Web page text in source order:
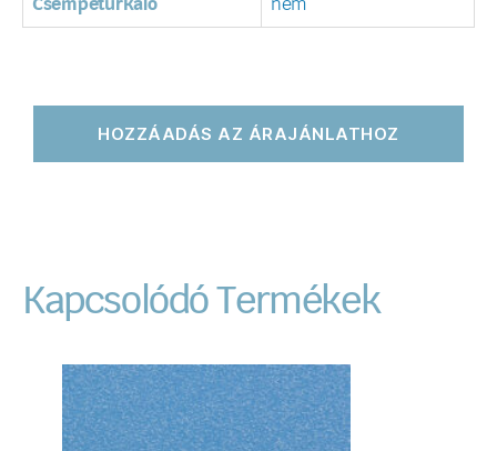
Csempeturkáló nem
HOZZÁADÁS AZ ÁRAJÁNLATHOZ
Kapcsolódó Termékek